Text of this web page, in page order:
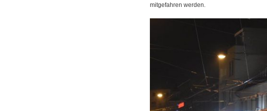
mitgefahren werden.